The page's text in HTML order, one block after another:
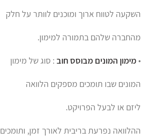
השקעה לטווח ארוך ומוכנים לוותר על חלק
מהחברה שלהם בתמורה למימון.
•מימון המונים מבוסס חוב : סוג של מימון
המונים שבו תומכים מספקים הלוואה
ליזם או לבעל הפרויקט.
ההלוואה נפרעת בריבית לאורך זמן, ותומכים